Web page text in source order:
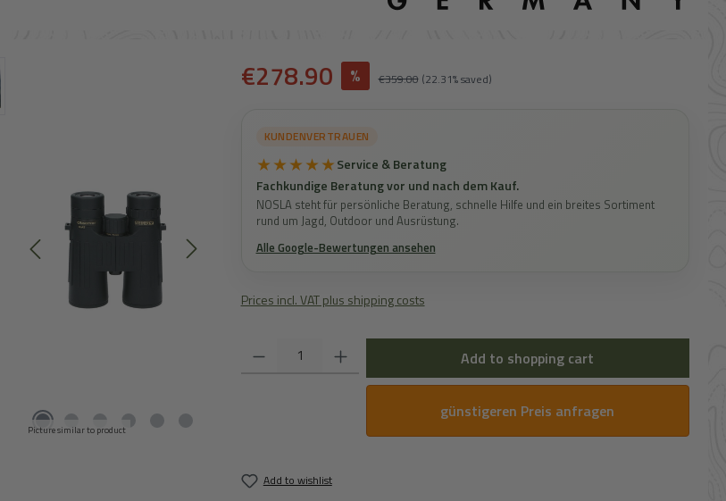
Picture similar to product
Sale price:
€278.90 % Regular price:
€359.00 (22.31% saved)
KUNDENVERTRAUEN
★★★★★Service & Beratung
Fachkundige Beratung vor und nach dem Kauf.
NOSLA steht für persönliche Beratung, schnelle Hilfe und ein breites Sortiment
rund um Jagd, Outdoor und Ausrüstung.
Alle Google-Bewertungen ansehen
Prices incl. VAT plus shipping costs
Product Quantity: Enter the desired amount or use the buttons to increase or decrease the
Add to shopping cart
günstigeren Preis anfragen
Add to wishlist